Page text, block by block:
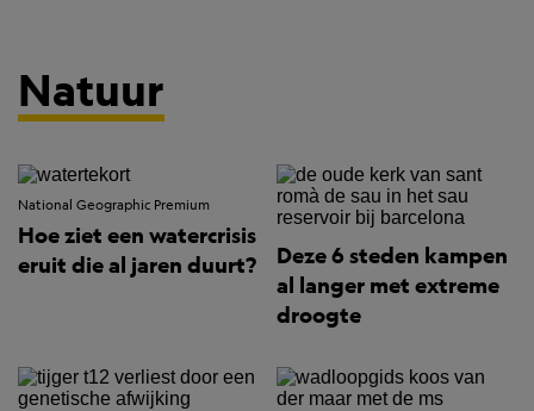
Natuur
National Geographic Premium
Hoe ziet een watercrisis
eruit die al jaren duurt?
Deze 6 steden kampen
al langer met extreme
droogte